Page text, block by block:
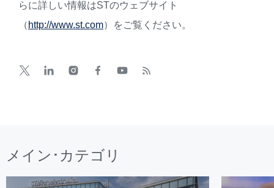
らに詳しい情報はSTのウェブサイト
（ http://www.st.com）をご覧ください。
メイン･カテゴリ